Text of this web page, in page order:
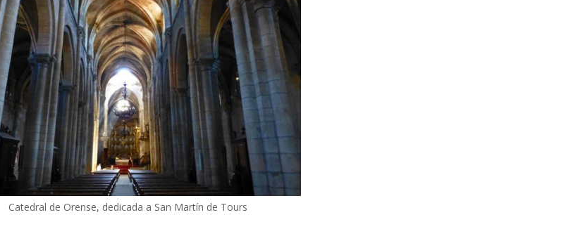
Catedral de Orense, dedicada a San Martín de Tours